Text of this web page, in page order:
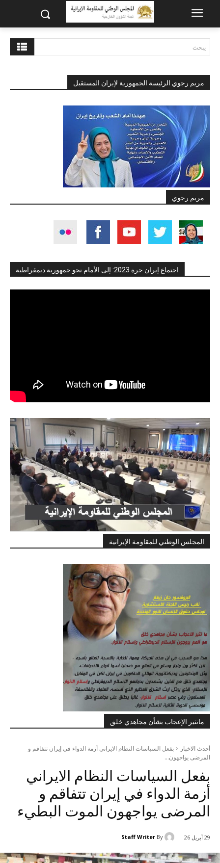
يبحث
مريم رجوي الرئيسة الجمهورية لإيران المستقبل
مريم رجوي
اجتماع إيران حرة 2023: إلى الأمام نحو جمهورية ديمقراطية
المجلس الوطني للمقاومة الإيرانية
ماتثير الإعجاب بشأن مجاهدي خلق
أحدث الاخبار
بفعل السياسات النظام الایراني أزمة الدواء في إيران تتفاقم و
المرضی یواجهون...
بفعل السياسات النظام الایراني
أزمة الدواء في إيران تتفاقم و
المرضی یواجهون الموت البطيء
29 أبريل 26 By
Staff Writer